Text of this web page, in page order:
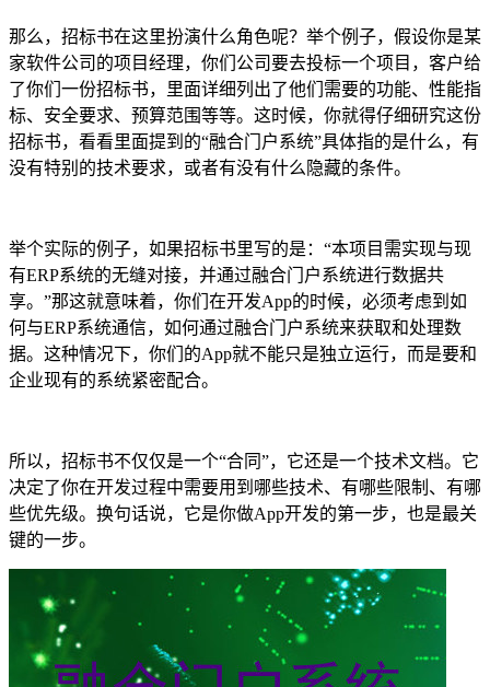
那么，招标书在这里扮演什么角色呢？举个例子，假设你是某
家软件公司的项目经理，你们公司要去投标一个项目，客户给
了你们一份招标书，里面详细列出了他们需要的功能、性能指
标、安全要求、预算范围等等。这时候，你就得仔细研究这份
招标书，看看里面提到的“融合门户系统”具体指的是什么，有
没有特别的技术要求，或者有没有什么隐藏的条件。
举个实际的例子，如果招标书里写的是：“本项目需实现与现
有ERP系统的无缝对接，并通过融合门户系统进行数据共
享。”那这就意味着，你们在开发App的时候，必须考虑到如
何与ERP系统通信，如何通过融合门户系统来获取和处理数
据。这种情况下，你们的App就不能只是独立运行，而是要和
企业现有的系统紧密配合。
所以，招标书不仅仅是一个“合同”，它还是一个技术文档。它
决定了你在开发过程中需要用到哪些技术、有哪些限制、有哪
些优先级。换句话说，它是你做App开发的第一步，也是最关
键的一步。